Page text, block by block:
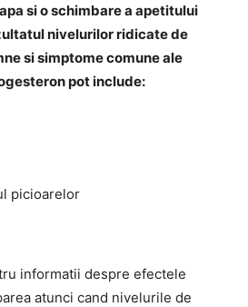
si o schimbare a apetitului
nivelurilor ridicate de
si simptome comune ale
pot include:
picioarelor
informatii despre efectele
atunci cand nivelurile de